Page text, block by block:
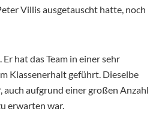
Villis ausgetauscht hatte, noch
hat das Team in einer sehr
Klassenerhalt geführt. Dieselbe
aufgrund einer großen Anzahl
erwarten war.